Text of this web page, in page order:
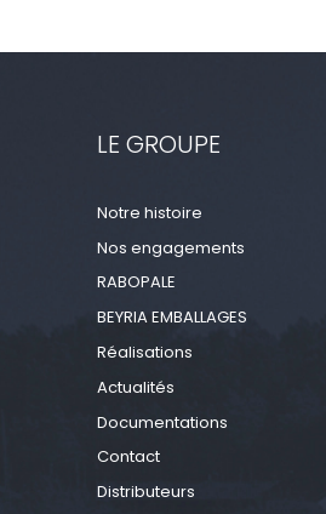
LE GROUPE
Notre histoire
Nos engagements
RABOPALE
BEYRIA EMBALLAGES
Réalisations
Actualités
Documentations
Contact
Distributeurs